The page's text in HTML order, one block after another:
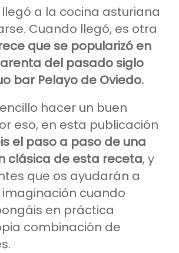
actual
es:
8.45€.
a la cocina asturiana
Cuando llegó, es otra
que se popularizó en
del pasado siglo
bar Pelayo de Oviedo.
hacer un buen
eso, en esta publicación
el paso a paso de una
clásica de esta receta, y
que os ayudarán a
cuando
en práctica
combinación de